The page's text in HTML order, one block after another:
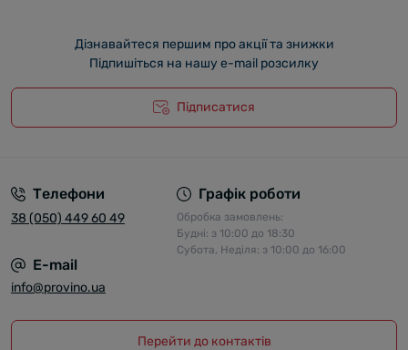
Дізнавайтеся першим про акції та знижки
Підпишіться на нашу e-mail розсилку
Підписатися
Телефони
38 (050) 449 60 49
Графік роботи
Обробка замовлень:
Будні: з 10:00 до 18:30
Субота, Неділя: з 10:00 до 16:00
E-mail
info@provino.ua
Перейти до контактів